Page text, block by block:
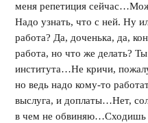
меня репетиция
Надо узнать, что с ней. Ну
работа? Да, доченька, да,
работа, но что же делать?
института…Не кричи,
но ведь надо кому-то
выслуга, и доплаты…Нет,
в чем не обвиняю…Сходишь